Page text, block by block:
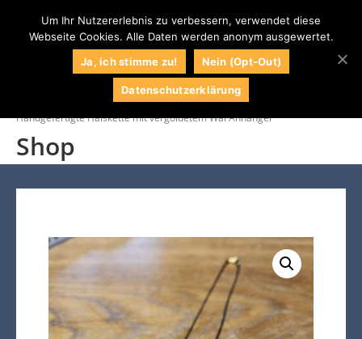
Kontakt
Impressum
Wunschliste
Naturstein
Centrum LPM
Naturstein Shop
0
Halsketten /
Handgefertigte Halskette mit vergoldetem Wal Anhänger
Shop
Um Ihr Nutzererlebnis zu verbessern, verwendet diese
Webseite Cookies. Alle Daten werden anonym ausgewertet.
Ja, ich stimme zu!
Nein (Opt-Out)
Datenschutzerklärung